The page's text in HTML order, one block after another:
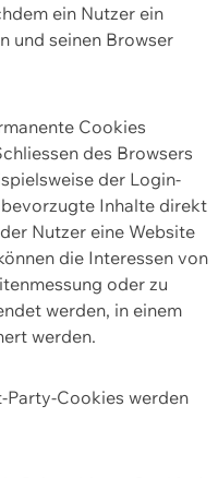
ein Nutzer ein
und seinen Browser
Cookies
des Browsers
der Login-
Inhalte direkt
Nutzer eine Website
die Interessen von
oder zu
werden, in einem
werden.
Party-Cookies werden